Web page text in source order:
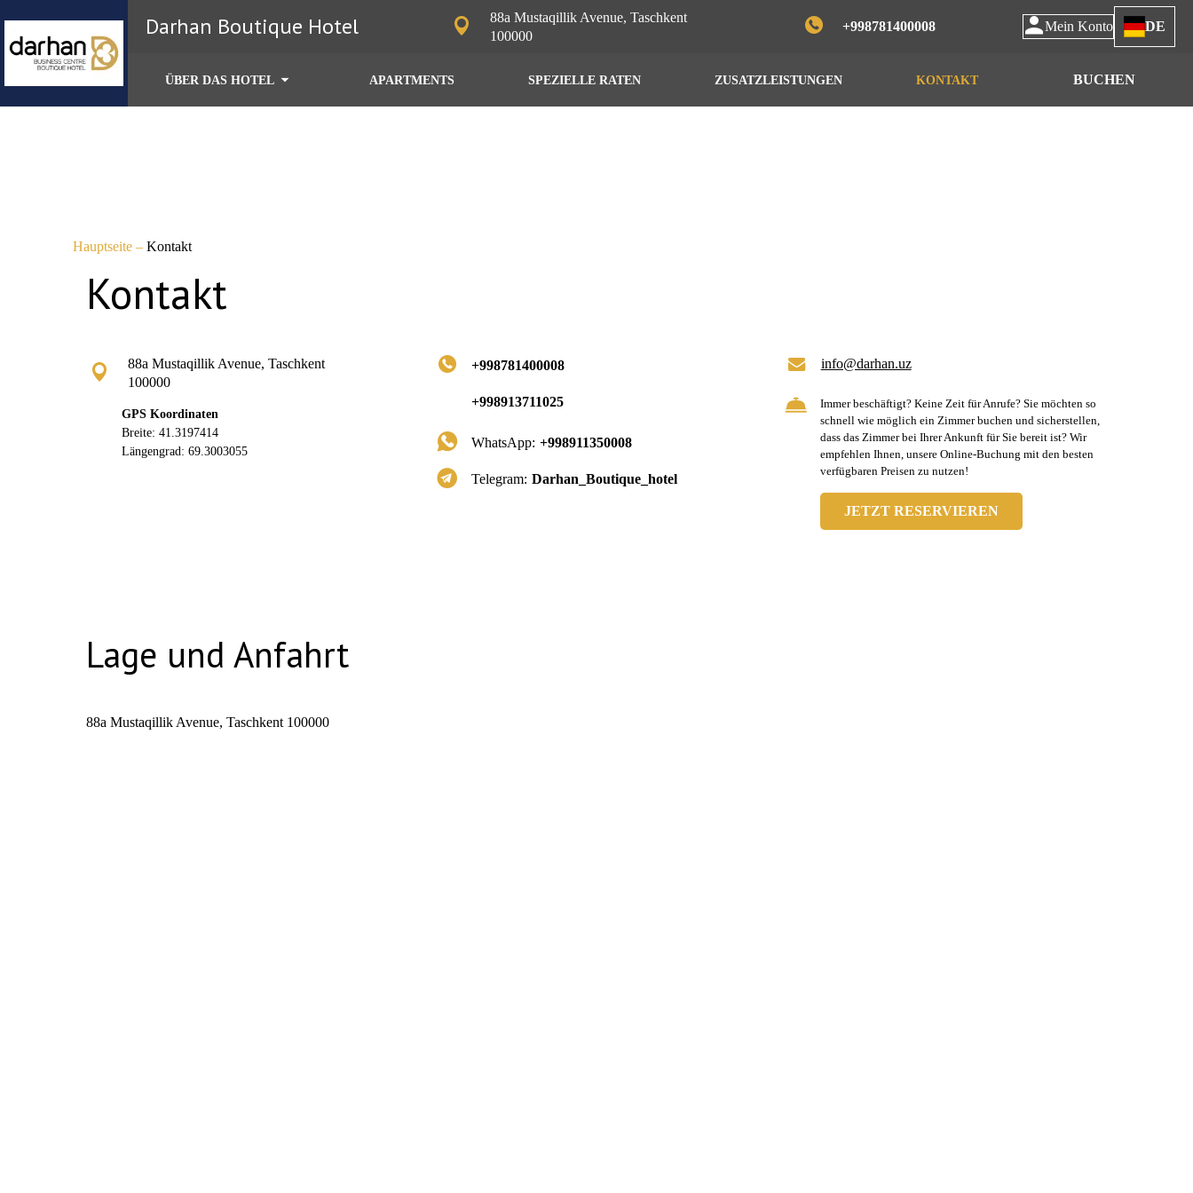
Darhan Boutique Hotel
88a Mustaqillik Avenue, Taschkent
100000
+998781400008 Mein Konto DE
ÜBER DAS HOTEL APARTMENTS SPEZIELLE RATEN ZUSATZLEISTUNGEN KONTAKT BUCHEN
Hauptseite – Kontakt
Kontakt
88a Mustaqillik Avenue, Taschkent
100000
GPS Koordinaten
Breite: 41.3197414
Längengrad: 69.3003055
+998781400008
+998913711025
WhatsApp: +998911350008
Telegram: Darhan_Boutique_hotel
info@darhan.uz
Immer beschäftigt? Keine Zeit für Anrufe? Sie möchten so
schnell wie möglich ein Zimmer buchen und sicherstellen,
dass das Zimmer bei Ihrer Ankunft für Sie bereit ist? Wir
empfehlen Ihnen, unsere Online-Buchung mit den besten
verfügbaren Preisen zu nutzen!
JETZT RESERVIEREN
Lage und Anfahrt
88a Mustaqillik Avenue, Taschkent 100000